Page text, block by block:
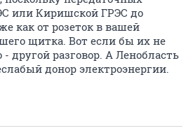
или Киришской ГРЭС до
как от розеток в вашей
щитка. Вот если бы их не
другой разговор. А Ленобласть
донор электроэнергии.